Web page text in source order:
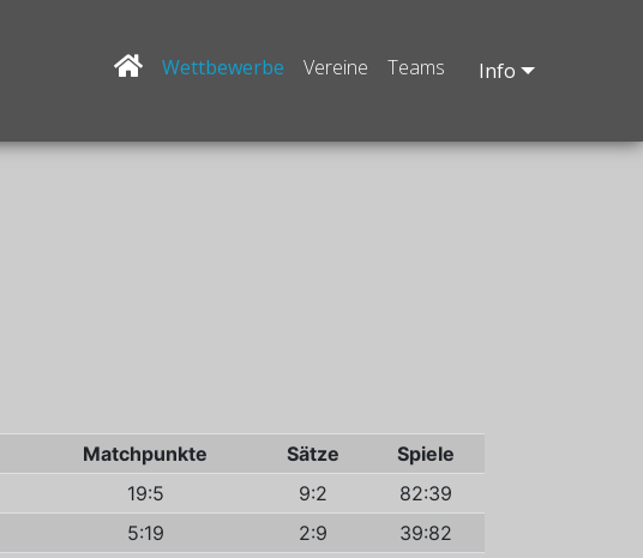
Wettbewerbe Vereine Teams Info
Matchpunkte Sätze
Spiele
19:5 9:2
82:39
5:19 2:9
39:82